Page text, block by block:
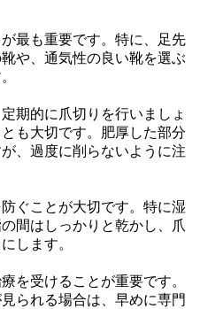
最も重要です。特に、足先
や、通気性の良い靴を選ぶ
期的に爪切りを行いましょ
も大切です。肥厚した部分
、過度に削らないように注
ぐことが大切です。特に湿
間はしっかりと乾かし、爪
します。
を受けることが重要です。
られる場合は、早めに専門